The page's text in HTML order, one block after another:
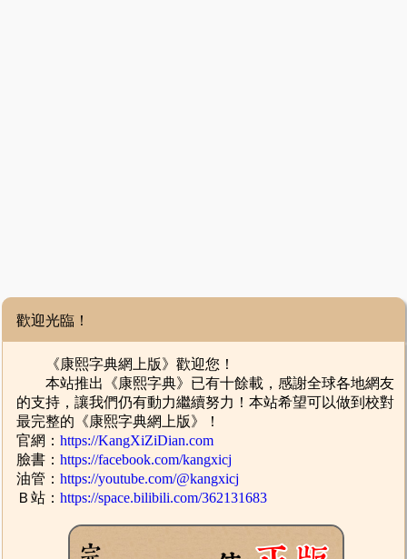
歡迎光臨！
《康熙字典網上版》歡迎您！
本站推出《康熙字典》已有十餘載，感謝全球各地網友
的支持，讓我們仍有動力繼續努力！本站希望可以做到校對
最完整的《康熙字典網上版》！
官網：https://KangXiZiDian.com
臉書：https://facebook.com/kangxicj
油管：https://youtube.com/@kangxicj
Ｂ站：https://space.bilibili.com/362131683